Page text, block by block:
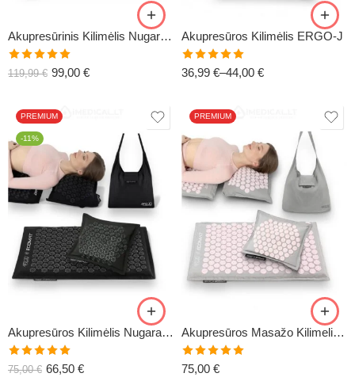
Akupresūrinis Kilimėlis Nugarai XL ECOMAT-4
Įvertinimas:
119,99€ 99,00 €
Akupresūros Kilimėlis ERGO-J
Įvertinimas:
36,99 €–44,00 €
PREMIUM
-11%
Akupresūros Kilimėlis Nugarai ECOMAT-10
Įvertinimas:
75,00€ 66,50 €
PREMIUM
Akupresūros Masažo Kilimelis ECOMAT-11
Įvertinimas:
75,00 €